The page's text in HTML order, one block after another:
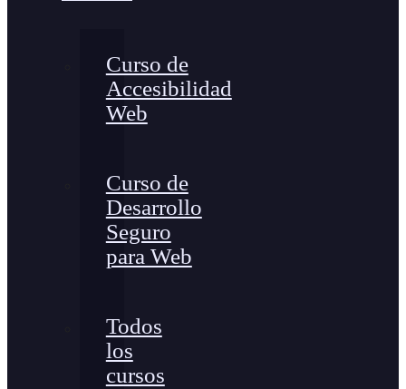
Curso de
Accesibilidad
Web
Curso de
Desarrollo
Seguro
para Web
Todos
los
cursos